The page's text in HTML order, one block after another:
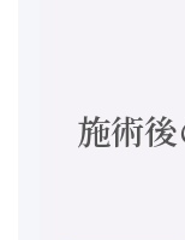
施術